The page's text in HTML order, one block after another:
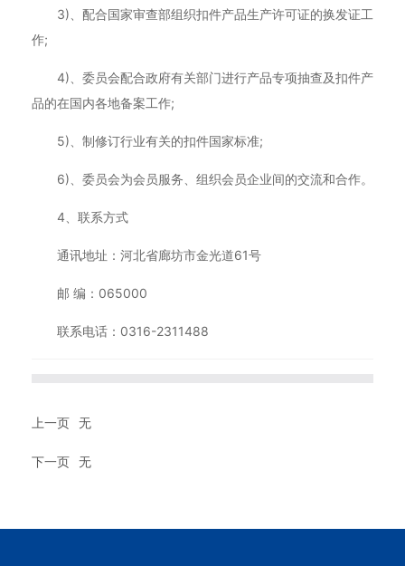
3)、配合国家审查部组织扣件产品生产许可证的换发证工
作;
4)、委员会配合政府有关部门进行产品专项抽查及扣件产
品的在国内各地备案工作;
5)、制修订行业有关的扣件国家标准;
6)、委员会为会员服务、组织会员企业间的交流和合作。
4、联系方式
通讯地址：河北省廊坊市金光道61号
邮 编：065000
联系电话：0316-2311488
上一页 无
下一页 无